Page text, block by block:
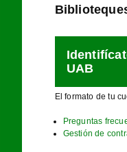
UAB
El formato de tu
Preguntas
Gestión de